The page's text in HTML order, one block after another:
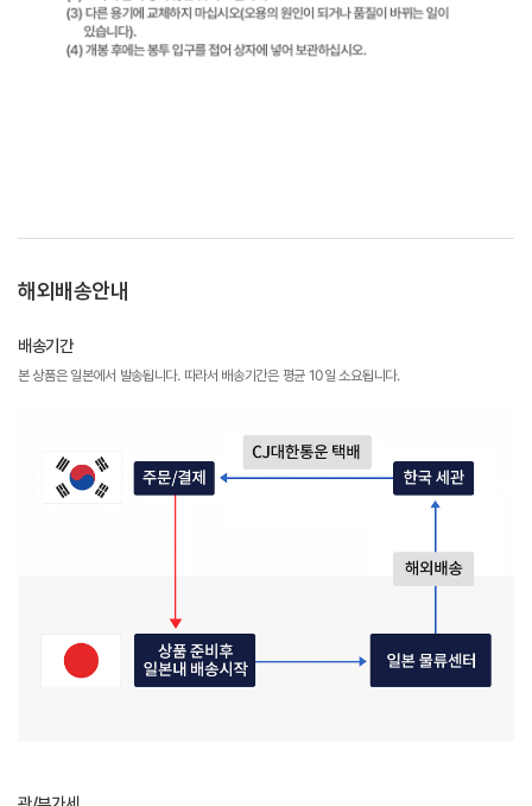
해외배송안내
배송기간
본 상품은 일본에서 발송됩니다. 따라서 배송기간은 평균 10일 소요됩니다.